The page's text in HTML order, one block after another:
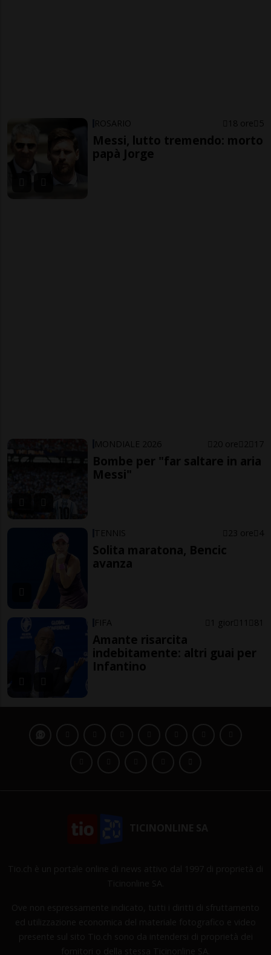
ROSARIO 18 ore 5
Messi, lutto tremendo: morto
papà Jorge
MONDIALE 2026 20 ore 2 17
Bombe per "far saltare in aria
Messi"
TENNIS 23 ore 4
Solita maratona, Bencic
avanza
FIFA 1 gior 11 81
Amante risarcita
indebitamente: altri guai per
Infantino